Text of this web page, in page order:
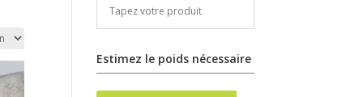
Estimez le poids nécessaire